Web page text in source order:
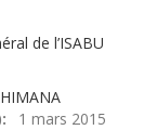
1 mars 2015